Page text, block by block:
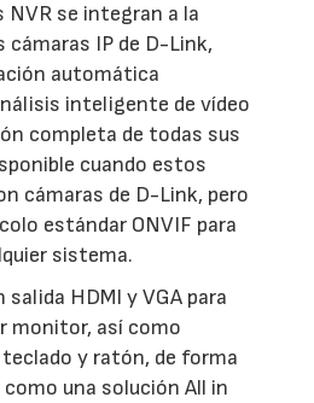
NVR se integran a la
cámaras IP de D-Link,
automática
inteligente de vídeo
completa de todas sus
cuando estos
cámaras de D-Link, pero
estándar ONVIF para
sistema.
salida HDMI y VGA para
monitor, así como
y ratón, de forma
una solución All in